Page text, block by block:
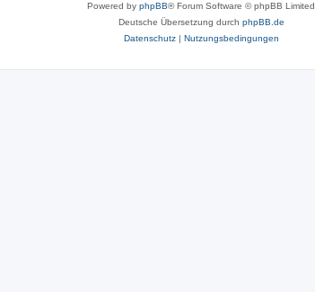
Powered by phpBB® Forum Software © phpBB Limited
Deutsche Übersetzung durch phpBB.de
Datenschutz| Nutzungsbedingungen